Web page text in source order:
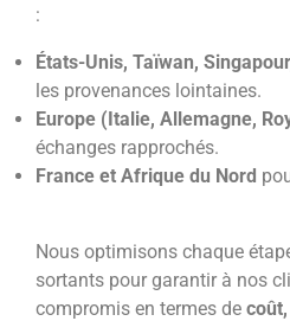
:
États-Unis, Taïwan,
les provenances lointaines.
Europe (Italie, Allemagne,
échanges rapprochés.
France et Afrique du Nord
Nous optimisons chaque
sortants pour garantir à nos
compromis en termes de